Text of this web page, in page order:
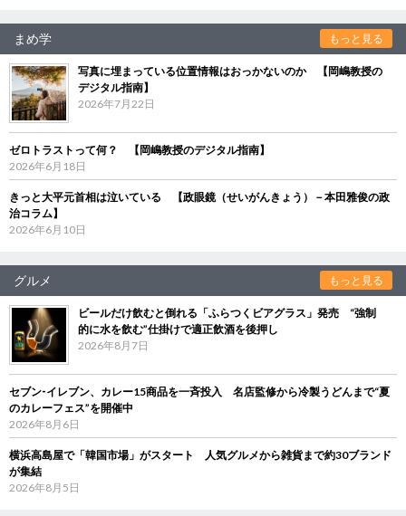
まめ学 もっと見る
写真に埋まっている位置情報はおっかないのか 【岡嶋教授の
デジタル指南】
2026年7月22日
ゼロトラストって何？ 【岡嶋教授のデジタル指南】
2026年6月18日
きっと大平元首相は泣いている 【政眼鏡（せいがんきょう）－本田雅俊の政
治コラム】
2026年6月10日
グルメ もっと見る
ビールだけ飲むと倒れる「ふらつくビアグラス」発売 “強制
的に水を飲む”仕掛けで適正飲酒を後押し
2026年8月7日
セブン‐イレブン、カレー15商品を一斉投入 名店監修から冷製うどんまで“夏
のカレーフェス”を開催中
2026年8月6日
横浜高島屋で「韓国市場」がスタート 人気グルメから雑貨まで約30ブランド
が集結
2026年8月5日